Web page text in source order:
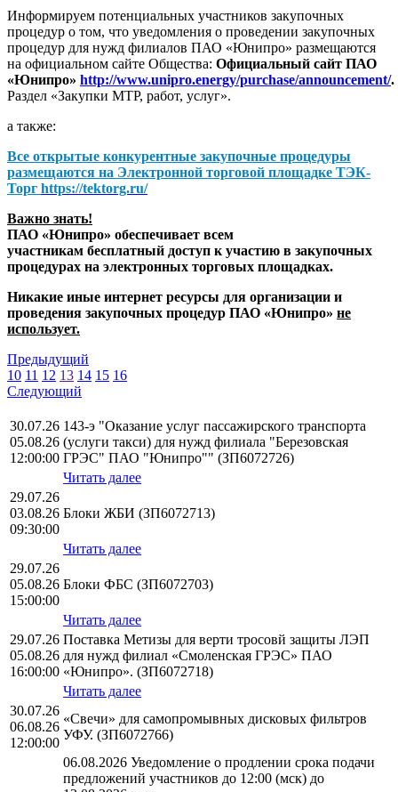
Информируем потенциальных участников закупочных
процедур о том, что уведомления о проведении закупочных
процедур для нужд филиалов ПАО «Юнипро» размещаются
на официальном сайте Общества: Официальный сайт ПАО
«Юнипро» http://www.unipro.energy/purchase/announcement/.
Раздел «Закупки МТР, работ, услуг».
а также:
Все открытые конкурентные закупочные процедуры
размещаются на Электронной торговой площадке ТЭК-
Торг https://tektorg.ru/
Важно знать!
ПАО «Юнипро» обеспечивает всем
участникам бесплатный доступ к участию в закупочных
процедурах на электронных торговых площадках.
Никакие иные интернет ресурсы для организации и
проведения закупочных процедур ПАО «Юнипро» не
использует.
Предыдущий
10 11 12 13 14 15 16
Следующий
30.07.26
05.08.26
12:00:00
143-э "Оказание услуг пассажирского транспорта
(услуги такси) для нужд филиала "Березовская
ГРЭС" ПАО "Юнипро"" (ЗП6072726)
Читать далее
29.07.26
03.08.26
09:30:00
Блоки ЖБИ (ЗП6072713)
Читать далее
29.07.26
05.08.26
15:00:00
Блоки ФБС (ЗП6072703)
Читать далее
29.07.26
05.08.26
16:00:00
Поставка Метизы для верти тросовй защиты ЛЭП
для нужд филиал «Смоленская ГРЭС» ПАО
«Юнипро». (ЗП6072718)
Читать далее
30.07.26
06.08.26
12:00:00
«Свечи» для самопромывных дисковых фильтров
УФУ. (ЗП6072766)
06.08.2026 Уведомление о продлении срока подачи
предложений участников до 12:00 (мск) до